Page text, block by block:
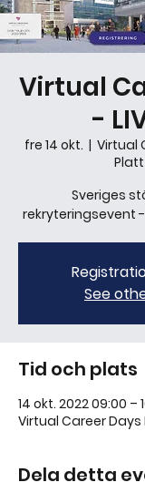
Virtual
-
fre 14 okt.
  |
Virtual
Sveriges
See
Tid och plats
14 okt. 2022 09:00 –
Virtual Career
Dela detta